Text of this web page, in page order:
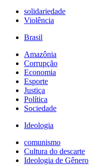
solidariedade
Violência
Brasil
Amazônia
Corrupção
Economia
Esporte
Justiça
Política
Sociedade
Ideologia
comunismo
Cultura do descarte
Ideologia de Gênero